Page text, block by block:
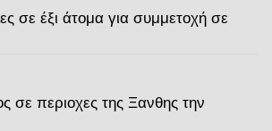
σε έξι άτομα για συμμετοχή σε
σε περιοχες της Ξανθης την